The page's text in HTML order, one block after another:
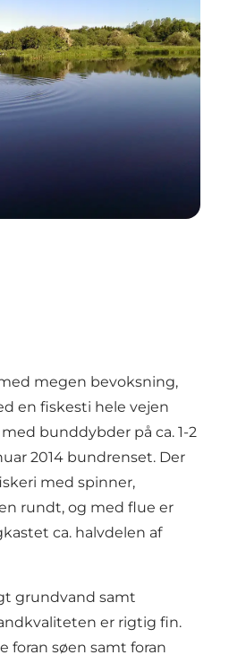
megen bevoksning,
en fiskesti hele vejen
bunddybder på ca. 1-2
2014 bundrenset. Der
med spinner,
rundt, og med flue er
ca. halvdelen af
grundvand samt
er rigtig fin.
foran søen samt foran